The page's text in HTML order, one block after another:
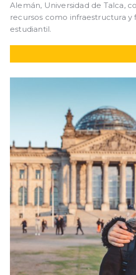
Alemán, Universidad de Talca,
recursos como infraestructura y
estudiantil.